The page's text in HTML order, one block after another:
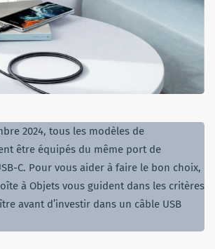
2024, tous les modèles de
être équipés du même port de
C. Pour vous aider à faire le bon choix,
à Objets vous guident dans les critères
avant d’investir dans un câble USB